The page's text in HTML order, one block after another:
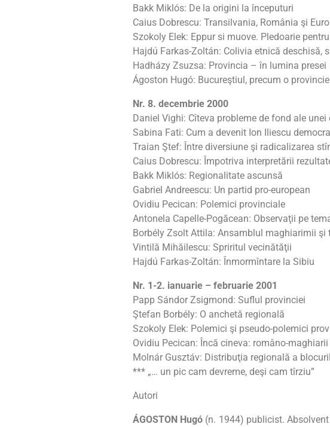
Bakk Miklós: De la origini la începuturi
Caius Dobrescu: Transilvania, România şi
Szokoly Elek: Eppur si muove. Pledoarie
Hajdú Farkas-Zoltán: Colivia etnică deschisă,
Hadházy Zsuzsa: Provincia – în lumina presei
Ágoston Hugó: Bucureştiul, precum o provincie
Nr. 8. decembrie 2000
Daniel Vighi: Cîteva probleme de fond ale
Sabina Fati: Cum a devenit Ion Iliescu
Traian Ştef: Între diversiune şi radicalizarea
Caius Dobrescu: Împotriva interpretării
Bakk Miklós: Regionalitate ascunsă
Gabriel Andreescu: Un partid pro-european
Ovidiu Pecican: Polemici provinciale
Antonela Capelle-Pogăcean: Observaţii pe
Borbély Zsolt Attila: Ansamblul maghiarimii şi
Vintilă Mihăilescu: Spriritul vecinătăţii
Hajdú Farkas-Zoltán: Înmormîntare la Sibiu
Nr. 1-2. ianuarie – februarie 2001
Papp Sándor Zsigmond: Suflul provinciei
Ştefan Borbély: O anchetă regională
Szokoly Elek: Polemici şi pseudo-polemici
Ovidiu Pecican: Încă cineva: româno-
Molnár Gusztáv: Distribuţia regională a
*** „… un pic cam devreme, deşi cam tîrziu”
Autori
ÁGOSTON Hugó (n. 1944) publicist.